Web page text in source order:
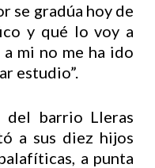
se gradúa hoy de
y qué lo voy a
a mi no me ha ido
estudio”.
del barrio Lleras
a sus diez hijos
a punta